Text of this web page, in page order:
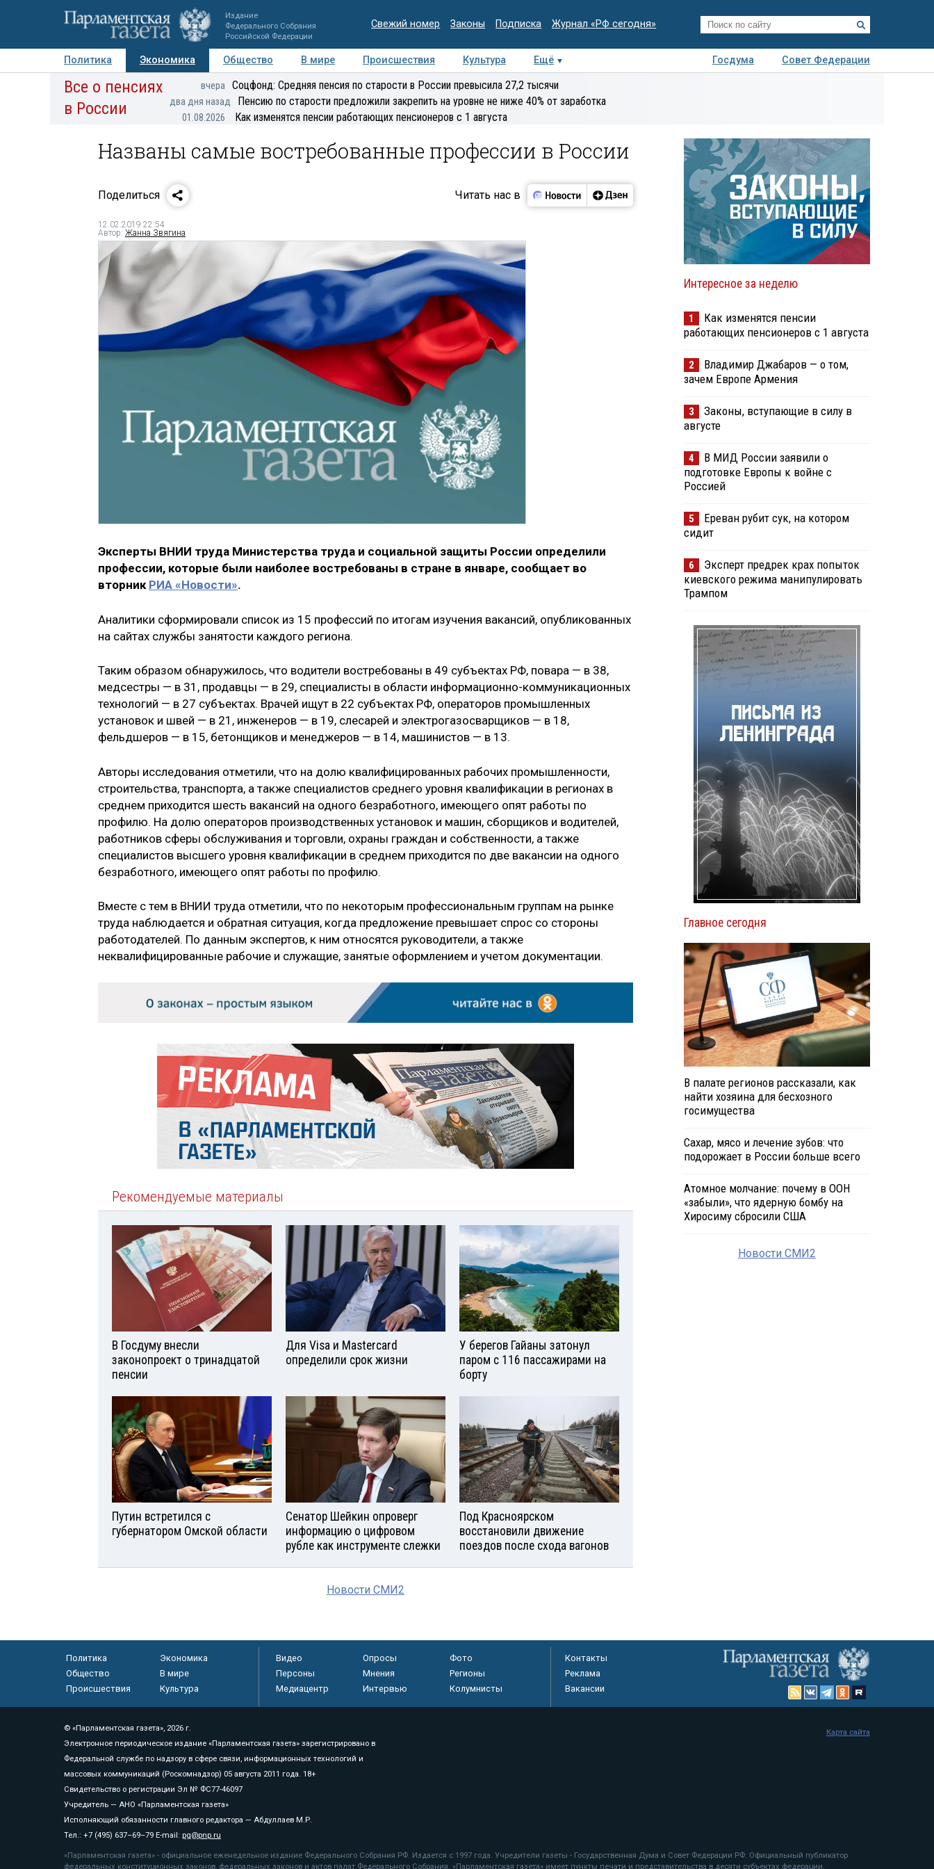
Издание
Федерального Собрания
Российской Федерации
Свежий номер Законы Подписка Журнал «РФ сегодня»
Политика Экономика Общество В мире Происшествия Культура Ещё Госдума
Совет Федерации
Авторы Персоны Мнения Регионы Медиацентр Интервью Колумнисты
экспертиза
Все о пенсиях
в России
вчера Соцфонд: Средняя пенсия по старости в России превысила 27,2 тысячи
два дня назад Пенсию по старости предложили закрепить на уровне не ниже 40% от заработка
01.08.2026 Как изменятся пенсии работающих пенсионеров с 1 августа
Названы самые востребованные профессии в России
Поделиться Читать нас в
12.02.2019 22:54
Автор: Жанна Звягина
Эксперты ВНИИ труда Министерства труда и социальной защиты России определили
профессии, которые были наиболее востребованы в стране в январе, сообщает во
вторник РИА «Новости».
Аналитики сформировали список из 15 профессий по итогам изучения вакансий, опубликованных
на сайтах службы занятости каждого региона.
Таким образом обнаружилось, что водители востребованы в 49 субъектах РФ, повара — в 38,
медсестры — в 31, продавцы — в 29, специалисты в области информационно-коммуникационных
технологий — в 27 субъектах. Врачей ищут в 22 субъектах РФ, операторов промышленных
установок и швей — в 21, инженеров — в 19, слесарей и электрогазосварщиков — в 18,
фельдшеров — в 15, бетонщиков и менеджеров — в 14, машинистов — в 13.
Авторы исследования отметили, что на долю квалифицированных рабочих промышленности,
строительства, транспорта, а также специалистов среднего уровня квалификации в регионах в
среднем приходится шесть вакансий на одного безработного, имеющего опят работы по
профилю. На долю операторов производственных установок и машин, сборщиков и водителей,
работников сферы обслуживания и торговли, охраны граждан и собственности, а также
специалистов высшего уровня квалификации в среднем приходится по две вакансии на одного
безработного, имеющего опят работы по профилю.
Вместе с тем в ВНИИ труда отметили, что по некоторым профессиональным группам на рынке
труда наблюдается и обратная ситуация, когда предложение превышает спрос со стороны
работодателей. По данным экспертов, к ним относятся руководители, а также
неквалифицированные рабочие и служащие, занятые оформлением и учетом документации.
Рекомендуемые материалы
В Госдуму внесли
законопроект о тринадцатой
пенсии
Для Visа и Mastercard
определили срок жизни
У берегов Гайаны затонул
паром с 116 пассажирами на
борту
Путин встретился с
губернатором Омской области
Сенатор Шейкин опроверг
информацию о цифровом
рубле как инструменте слежки
Под Красноярском
восстановили движение
поездов после схода вагонов
Новости СМИ2
Интересное за неделю
1
Как изменятся пенсии
работающих пенсионеров с 1 августа
2
Владимир Джабаров — о том,
зачем Европе Армения
3
Законы, вступающие в силу в
августе
4
В МИД России заявили о
подготовке Европы к войне с
Россией
5
Ереван рубит сук, на котором
сидит
6
Эксперт предрек крах попыток
киевского режима манипулировать
Трампом
Главное сегодня
В палате регионов рассказали, как
найти хозяина для бесхозного
госимущества
Сахар, мясо и лечение зубов: что
подорожает в России больше всего
Атомное молчание: почему в ООН
«забыли», что ядерную бомбу на
Хиросиму сбросили США
Новости СМИ2
Политика
Экономика
Общество
В мире
Происшествия
Культура
Видео Опросы
Фото
Персоны
Мнения
Регионы
Медиацентр
Интервью Колумнисты
Контакты
Реклама
Вакансии
© «Парламентская газета», 2026 г.
Электронное периодическое издание «Парламентская газета» зарегистрировано в
Федеральной службе по надзору в сфере связи, информационных технологий и
массовых коммуникаций (Роскомнадзор) 05 августа 2011 года. 18+
Свидетельство о регистрации Эл № ФС77-46097
Учредитель — АНО «Парламентская газета»
Исполняющий обязанности главного редактора — Абдуллаев М.Р.
Тел.: +7 (495) 637–69–79 E-mail: pg@pnp.ru
«Парламентская газета» - официальное еженедельное издание Федерального Собрания РФ. Издается с 1997 года. Учредители газеты - Государственная Дума и Совет Федерации РФ. Официальный публикатор
федеральных конституционных законов, федеральных законов и актов палат Федерального Собрания. «Парламентская газета» имеет пункты печати и представительства в десяти субъектах федерации.
Карта сайта